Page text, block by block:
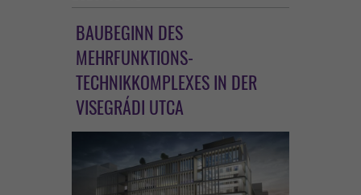
BAUBEGINN DES
MEHRFUNKTIONS-
TECHNIKKOMPLEXES IN DER
VISEGRÁDI UTCA